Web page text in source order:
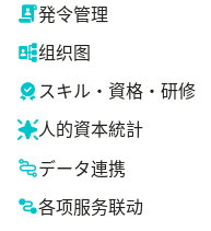
発令管理
组织图
スキル・資格・研修
人的資本統計
データ連携
各项服务联动